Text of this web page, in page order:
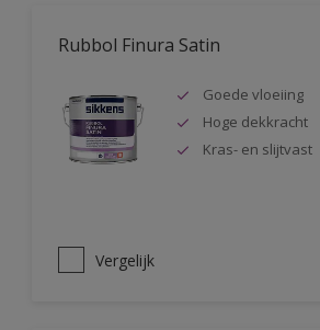
Rubbol Finura Satin
Goede vloeiing
Hoge dekkracht
Kras- en slijtvast
Vergelijk